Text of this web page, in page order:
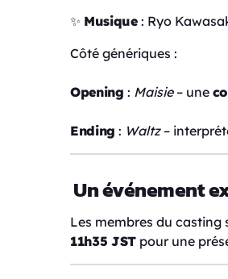
✨ Musique: Ryo
Côté génériques :
Opening : Maisie– une
Ending : Waltz–
Un événement
Les membres du casting
11h35 JST pour une